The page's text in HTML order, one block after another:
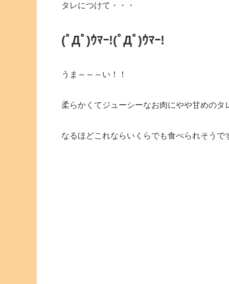
タレにつけて・・・
(ﾟДﾟ)ｳﾏｰ!(ﾟДﾟ)ｳﾏｰ!
うま～～～い！！
柔らかくてジューシーなお肉にやや甘めのタ
なるほどこれならいくらでも食べられそうで